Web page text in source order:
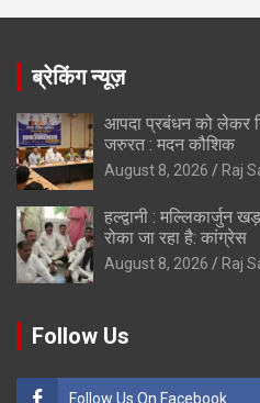
ब्रेकिंग न्यूज़
आपदा प्रबंधन को लेकर
जरुरत : मदन कौशिक
August 8, 2026 Raj
हल्द्वानी : मल्लिकार्जुन
रोका जा रहा है: कांग्रेस
August 8, 2026 Raj
Follow Us
Follow Us On Facebook